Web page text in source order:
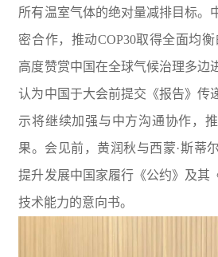
所有温室气体的绝对量减排目标。
密合作，推动COP30取得全面均
高度赞赏中国在全球气候治理多边
认为中国于大会前提交《报告》传
示将继续加强与中方沟通协作，
果。会见前，黄润秋与西蒙·斯蒂
提升发展中国家履行《公约》及其
技术能力的意向书。